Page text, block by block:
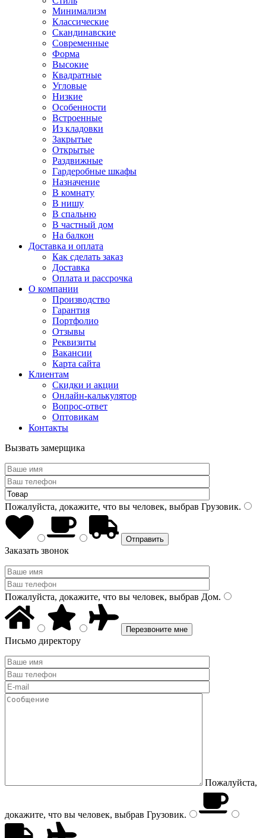
Минимализм
Классические
Скандинавские
Современные
Форма
Высокие
Квадратные
Угловые
Низкие
Особенности
Встроенные
Из кладовки
Закрытые
Открытые
Раздвижные
Гардеробные шкафы
Назначение
В комнату
В нишу
В спальню
В частный дом
На балкон
Доставка и оплата
Как сделать заказ
Доставка
Оплата и рассрочка
О компании
Производство
Гарантия
Портфолио
Отзывы
Реквизиты
Вакансии
Карта сайта
Клиентам
Скидки и акции
Онлайн-калькулятор
Вопрос-ответ
Оптовикам
Контакты
Вызвать замерщика
Пожалуйста, докажите, что вы человек, выбрав Грузовик.
Заказать звонок
Пожалуйста, докажите, что вы человек, выбрав Дом.
Письмо директору
Пожалуйста,
докажите, что вы человек, выбрав Грузовик.